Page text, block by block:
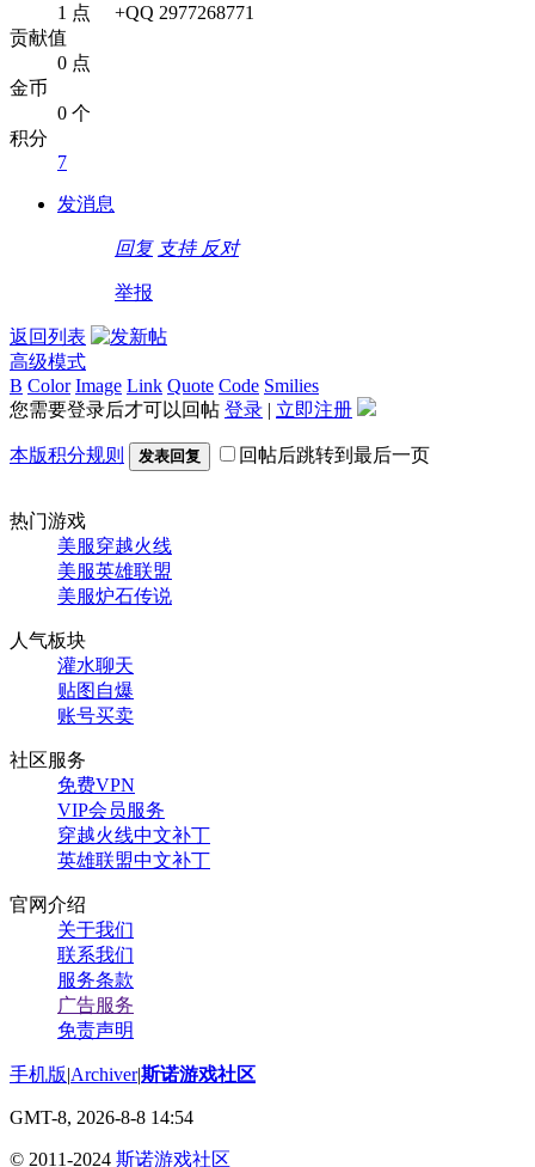
1 点
贡献值
0 点
金币
0 个
积分
7
发消息
+QQ 2977268771
回复 支持 反对
举报
返回列表
高级模式
B Color Image Link Quote Code Smilies
您需要登录后才可以回帖 登录 | 立即注册
本版积分规则 发表回复 回帖后跳转到最后一页
热门游戏
美服穿越火线
美服英雄联盟
美服炉石传说
人气板块
灌水聊天
贴图自爆
账号买卖
社区服务
免费VPN
VIP会员服务
穿越火线中文补丁
英雄联盟中文补丁
官网介绍
关于我们
联系我们
服务条款
广告服务
免责声明
手机版|Archiver|斯诺游戏社区
GMT-8, 2026-8-8 14:54
© 2011-2024 斯诺游戏社区